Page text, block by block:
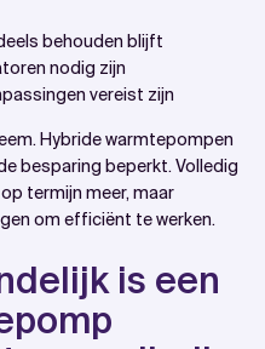
behouden blijft
nodig zijn
vereist zijn
Hybride warmtepompen
besparing beperkt. Volledig
termijn meer, maar
om efficiënt te werken.
is een